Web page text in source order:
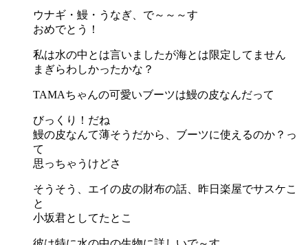
ウナギ・鰻・うなぎ、で～～～す
おめでとう！
私は水の中とは言いましたが海とは限定してません
まぎらわしかったかな？
TAMAちゃんの可愛いブーツは鰻の皮なんだって
びっくり！だね
鰻の皮なんて薄そうだから、ブーツに使えるのか？っ
て
思っちゃうけどさ
そうそう、エイの皮の財布の話、昨日楽屋でサスケこ
と
小坂君としてたとこ